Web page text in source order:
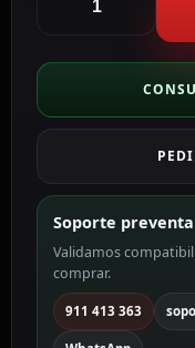
Pila
Litio
Li
ER21700
cantidad
Soporte
Validamos
comprar.
911 413 363